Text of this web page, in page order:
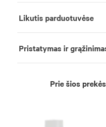
Likutis parduotuvėse
Pristatymas ir
Prie šios